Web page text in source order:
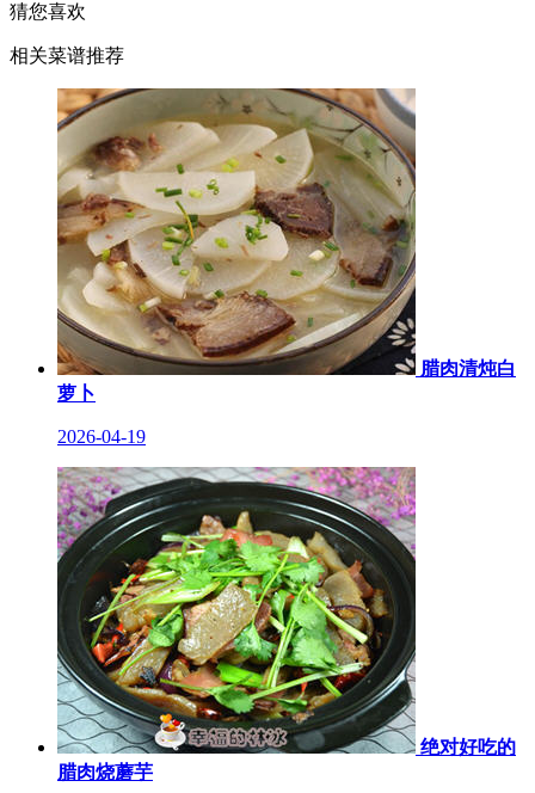
猜您喜欢
相关菜谱推荐
腊肉清炖白
萝卜
2026-04-19
绝对好吃的
腊肉烧蘑芋